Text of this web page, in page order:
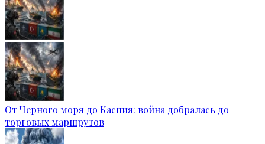
От Черного моря до Каспия: война добралась до
торговых маршрутов